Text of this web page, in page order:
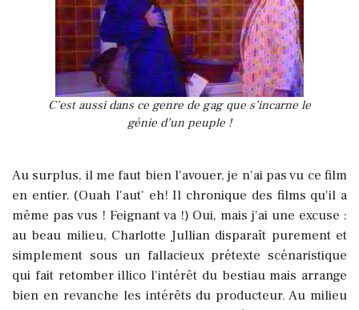
C’est aussi dans ce genre de gag que s’incarne le
génie d’un peuple !
Au surplus, il me faut bien l'avouer, je n'ai pas vu ce film
en entier. (Ouah l'aut' eh! Il chronique des films qu'il a
même pas vus ! Feignant va !) Oui, mais j'ai une excuse :
au beau milieu, Charlotte Jullian disparaît purement et
simplement sous un fallacieux prétexte scénaristique
qui fait retomber illico l'intérêt du bestiau mais arrange
bien en revanche les intérêts du producteur. Au milieu